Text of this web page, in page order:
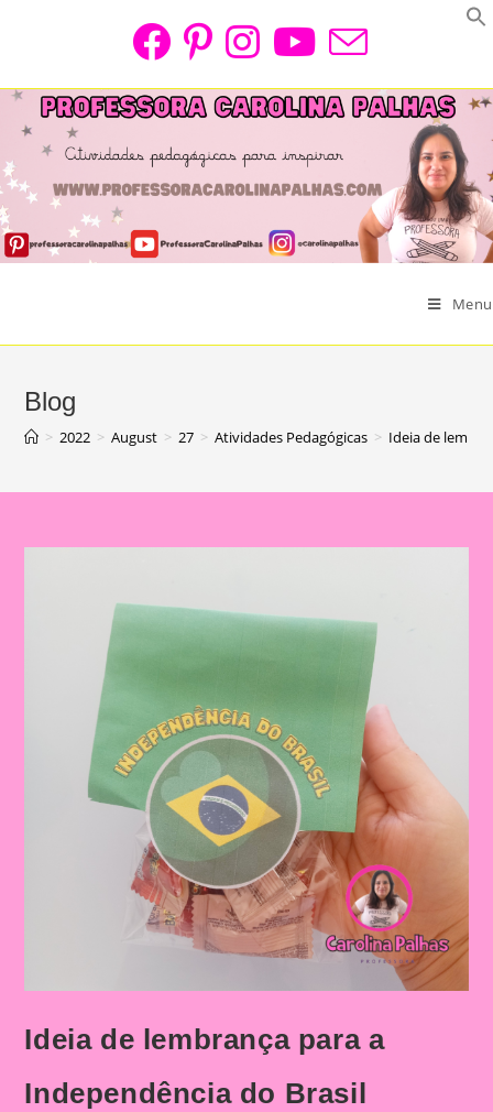
Menu
Blog
> 2022 > August > 27 > Atividades Pedagógicas > Ideia de
Ideia de lembrança para a
Independência do Brasil